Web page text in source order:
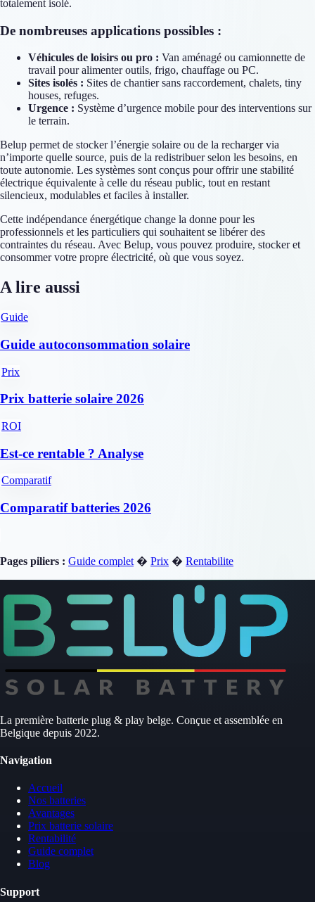
totalement isolé.
De nombreuses applications possibles :
Véhicules de loisirs ou pro : Van aménagé ou camionnette de
travail pour alimenter outils, frigo, chauffage ou PC.
Sites isolés : Sites de chantier sans raccordement, chalets, tiny
houses, refuges.
Urgence : Système d’urgence mobile pour des interventions sur
le terrain.
Belup permet de stocker l’énergie solaire ou de la recharger via
n’importe quelle source, puis de la redistribuer selon les besoins, en
toute autonomie. Les systèmes sont conçus pour offrir une stabilité
électrique équivalente à celle du réseau public, tout en restant
silencieux, modulables et faciles à installer.
Cette indépendance énergétique change la donne pour les
professionnels et les particuliers qui souhaitent se libérer des
contraintes du réseau. Avec Belup, vous pouvez produire, stocker et
consommer votre propre électricité, où que vous soyez.
A lire aussi
Guide
Guide autoconsommation solaire
Prix
Prix batterie solaire 2026
ROI
Est-ce rentable ? Analyse
Comparatif
Comparatif batteries 2026
Pages piliers : Guide complet � Prix � Rentabilite
La première batterie plug & play belge. Conçue et assemblée en
Belgique depuis 2022.
Navigation
Accueil
Nos batteries
Avantages
Prix batterie solaire
Rentabilité
Guide complet
Blog
Support